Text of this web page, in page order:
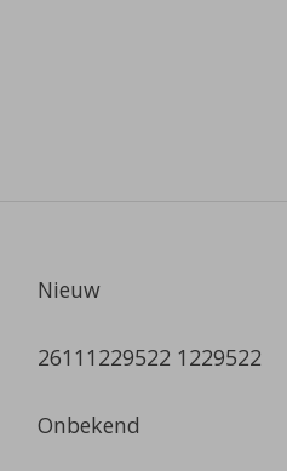
Nieuw
26111229522 1229522
Onbekend